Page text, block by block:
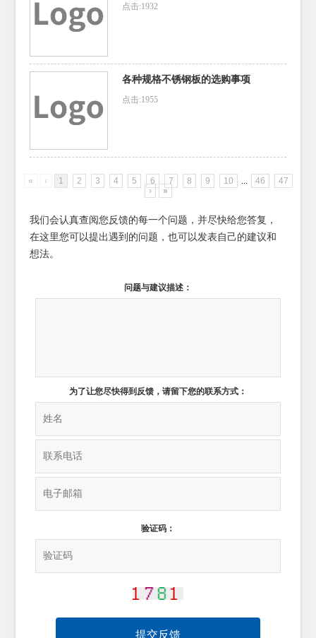
点击:1932
各种规格不锈钢板的选购事项
点击:1955
« ‹ 1 2 3 4 5 6 7 8 9 10 46
47
›
»
我们会认真查阅您反馈的每一个问题，并尽快给您答复，
在这里您可以提出遇到的问题，也可以发表自己的建议和
想法。
问题与建议描述：
为了让您尽快得到反馈，请留下您的联系方式：
验证码：